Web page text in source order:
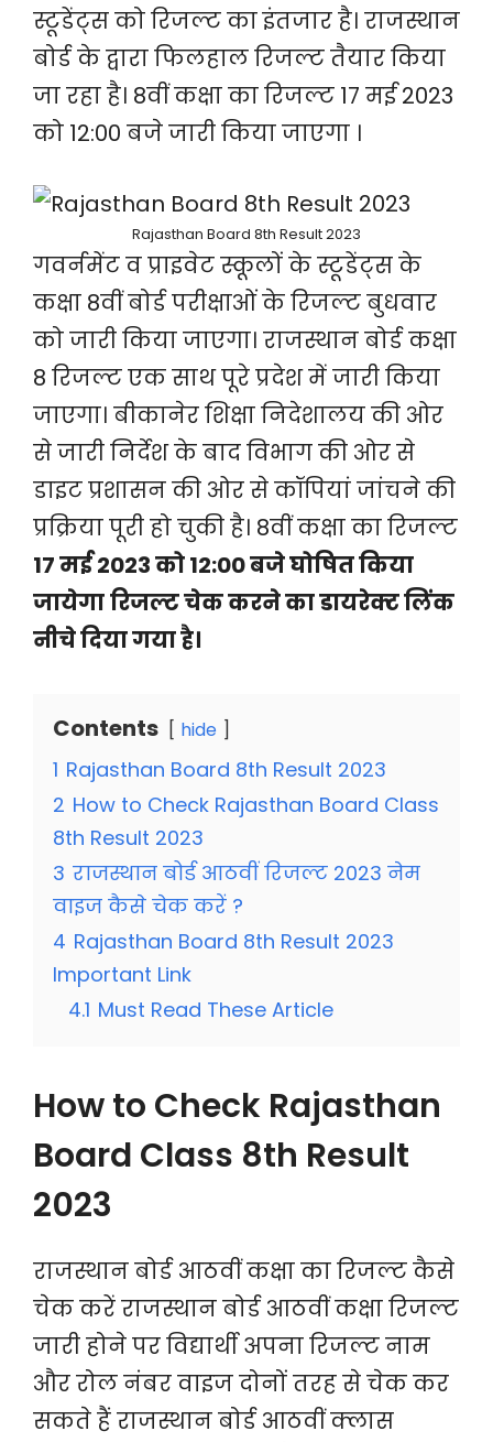
स्टूडेंट्स को रिजल्ट का इंतजार है। राजस्थान
बोर्ड के द्वारा फिलहाल रिजल्ट तैयार किया
जा रहा है। 8वीं कक्षा का रिजल्ट 17 मई 2023
को 12:00 बजे जारी किया जाएगा ।
Rajasthan Board 8th Result 2023
गवर्नमेंट व प्राइवेट स्कूलों के स्टूडेंट्स के
कक्षा 8वीं बोर्ड परीक्षाओं के रिजल्ट बुधवार
को जारी किया जाएगा। राजस्थान बोर्ड कक्षा
8 रिजल्ट एक साथ पूरे प्रदेश में जारी किया
जाएगा। बीकानेर शिक्षा निदेशालय की ओर
से जारी निर्देश के बाद विभाग की ओर से
डाइट प्रशासन की ओर से कॉपियां जांचने की
प्रक्रिया पूरी हो चुकी है। 8वीं कक्षा का रिजल्ट
17 मई 2023 को 12:00 बजे घोषित किया
जायेगारिजल्ट चेक करने का डायरेक्ट लिंक
नीचे दिया गया है।
Contents hide
1 Rajasthan Board 8th Result 2023
2 How to Check Rajasthan Board Class
8th Result 2023
3 राजस्थान बोर्ड आठवीं रिजल्ट 2023 नेम
वाइज कैसे चेक करें ?
4 Rajasthan Board 8th Result 2023
Important Link
4.1 Must Read These Article
How to Check Rajasthan
Board Class 8th Result
2023
राजस्थान बोर्ड आठवीं कक्षा का रिजल्ट कैसे
चेक करें राजस्थान बोर्ड आठवीं कक्षा रिजल्ट
जारी होने पर विद्यार्थी अपना रिजल्ट नाम
और रोल नंबर वाइज दोनों तरह से चेक कर
सकते हैं राजस्थान बोर्ड आठवीं क्लास